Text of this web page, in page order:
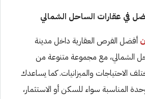
في عقارات الساحل الشمالي
أفضل الفرص العقارية داخل مدينة
الشمالي، مع مجموعة متنوعة من
الاحتياجات والميزانيات. كما يساعدك
المناسبة سواء للسكن أو الاستثمار،